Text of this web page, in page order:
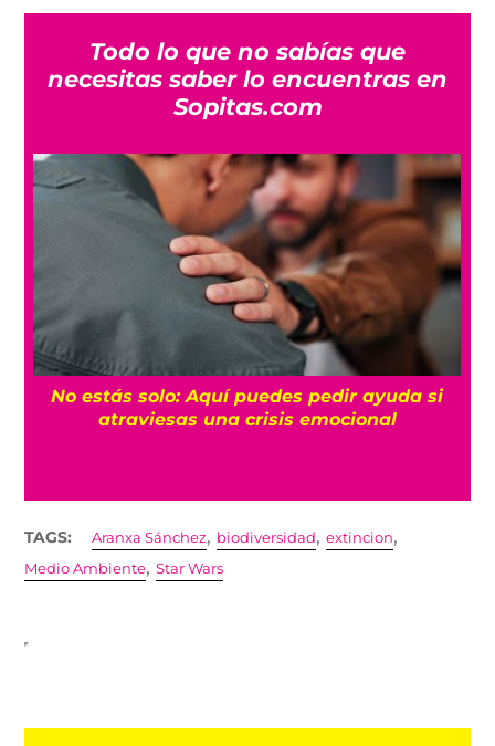
Todo lo que no sabías que
necesitas saber lo encuentras en
Sopitas.com
No estás solo: Aquí puedes pedir ayuda si
atraviesas una crisis emocional
TAGS: Aranxa Sánchez, biodiversidad,extincion,
Medio Ambiente,Star Wars